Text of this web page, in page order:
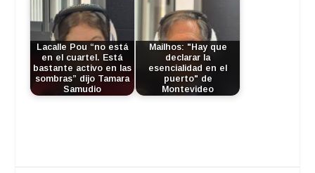
Lacalle Pou “no está
en el cuartel. Está
bastante activo en las
sombras” dijo Tamara
Samudio
Mailhos: "Hay que
declarar la
esencialidad en el
puerto" de
Montevideo